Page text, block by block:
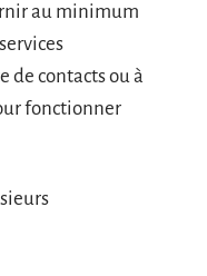
au minimum
de contacts ou à
fonctionner